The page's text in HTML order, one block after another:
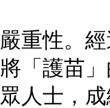
重性。
「護苗
人士，